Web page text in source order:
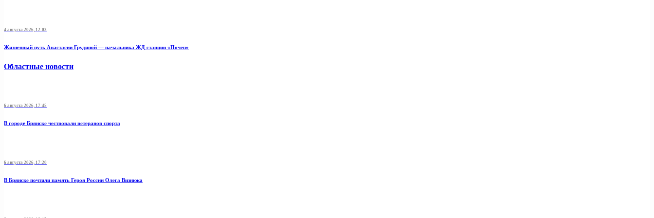
4 августа 2026, 12:03
Жизненный путь Анастасии Грудиной — начальника ЖД станции «Почеп»
Областные новости
6 августа 2026, 17:45
В городе Брянске чествовали ветеранов спорта
6 августа 2026, 17:20
В Брянске почтили память Героя России Олега Визнюка